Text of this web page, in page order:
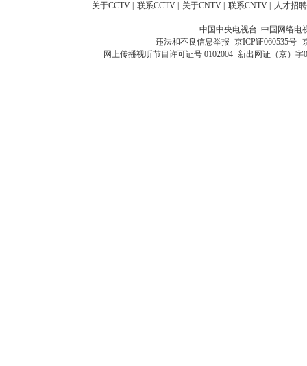
关于CCTV 联系CCTV 关于CNTV 联系CNTV 人才招聘
中国中央电视台 中国网络电
违法和不良信息举报 京ICP证060535号
网上传播视听节目许可证号 0102004 新出网证（京）